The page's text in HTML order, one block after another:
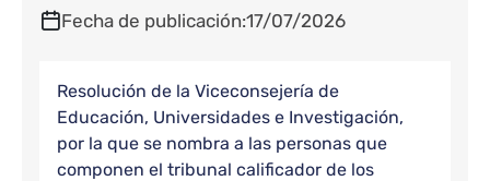
Fecha de publicación 17/07/2026
Resolución de la Viceconsejería de
Educación, Universidades e Investigación,
por la que se nombra a las personas que
componen el tribunal calificador de los